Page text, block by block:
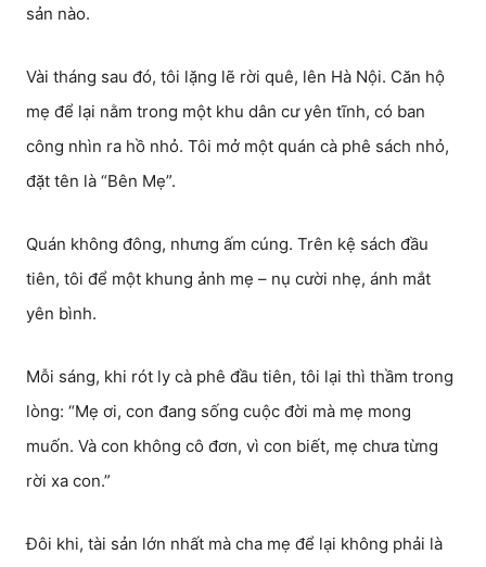
sản nào.
Vài tháng sau đó, tôi lặng lẽ rời quê, lên Hà Nội. Căn hộ
mẹ để lại nằm trong một khu dân cư yên tĩnh, có ban
công nhìn ra hồ nhỏ. Tôi mở một quán cà phê sách nhỏ,
đặt tên là “Bên Mẹ”.
Quán không đông, nhưng ấm cúng. Trên kệ sách đầu
tiên, tôi để một khung ảnh mẹ – nụ cười nhẹ, ánh mắt
yên bình.
Mỗi sáng, khi rót ly cà phê đầu tiên, tôi lại thì thầm trong
lòng: “Mẹ ơi, con đang sống cuộc đời mà mẹ mong
muốn. Và con không cô đơn, vì con biết, mẹ chưa từng
rời xa con.”
Đôi khi, tài sản lớn nhất mà cha mẹ để lại không phải là